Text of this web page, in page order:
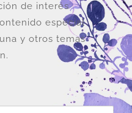
de interés
especial
y otros temas